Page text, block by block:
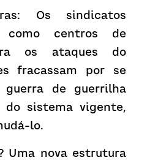
Os sindicatos
como centros de
os ataques do
fracassam por se
de guerrilha
sistema vigente,
lo.
Uma nova estrutura